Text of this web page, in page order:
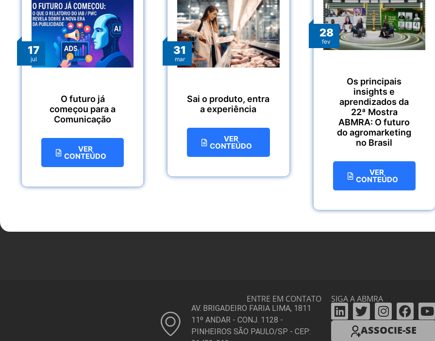
17
jul
O futuro já
começou para a
Comunicação
VER
CONTEÚDO
31
mar
Sai o produto, entra
a experiência
VER
CONTEÚDO
28
fev
Os principais
insights e
aprendizados da
22ª Mostra
ABMRA: O futuro
do agromarketing
no Brasil
VER
CONTEÚDO
ENTRE EM CONTATO
AV. BRIGADEIRO FARIA LIMA, 1811
11º ANDAR - CONJ. 1128 -
PINHEIROS SÃO PAULO/SP - CEP:
SIGA A ABMRA
ASSOCIE-SE